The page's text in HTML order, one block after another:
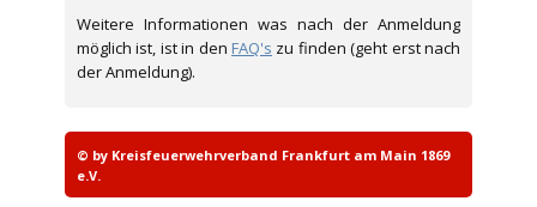
Weitere Informationen was nach der Anmeldung
möglich ist, ist in den FAQ's zu finden (geht erst nach
der Anmeldung).
© by Kreisfeuerwehrverband Frankfurt am Main 1869
e.V.